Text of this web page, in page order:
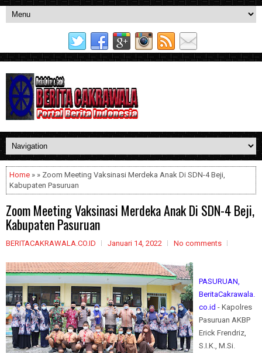
Home » » Zoom Meeting Vaksinasi Merdeka Anak Di SDN-4 Beji,
Kabupaten Pasuruan
Zoom Meeting Vaksinasi Merdeka Anak Di SDN-4 Beji,
Kabupaten Pasuruan
BERITACAKRAWALA.CO.ID Januari 14, 2022 No comments
PASURUAN,
BeritaCakrawala.
co.id - Kapolres
Pasuruan AKBP
Erick Frendriz,
S.I.K., M.Si.